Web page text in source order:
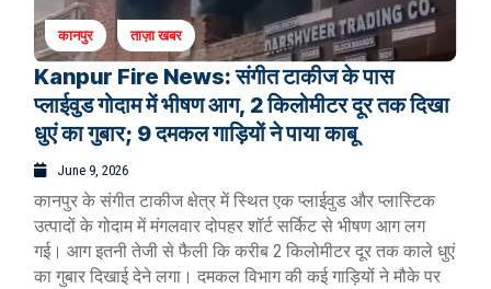
कानपुर ताज़ा खबर
Kanpur Fire News: संगीत टाकीज के पास
प्लाईवुड गोदाम में भीषण आग, 2 किलोमीटर दूर तक दिखा
धुएं का गुबार; 9 दमकल गाड़ियों ने पाया काबू
June 9, 2026
कानपुर के संगीत टाकीज क्षेत्र में स्थित एक प्लाईवुड और प्लास्टिक
उत्पादों के गोदाम में मंगलवार दोपहर शॉर्ट सर्किट से भीषण आग लग
गई। आग इतनी तेजी से फैली कि करीब 2 किलोमीटर दूर तक काले धुएं
का गुबार दिखाई देने लगा। दमकल विभाग की कई गाड़ियों ने मौके पर